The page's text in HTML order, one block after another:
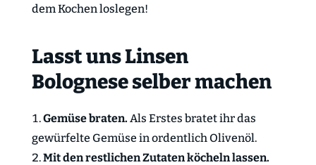
dem Kochen loslegen!
Lasst uns Linsen
Bolognese selber machen
Gemüse braten. Als Erstes bratet ihr das
gewürfelte Gemüse in ordentlich Olivenöl.
Mit den restlichen Zutaten köcheln lassen.